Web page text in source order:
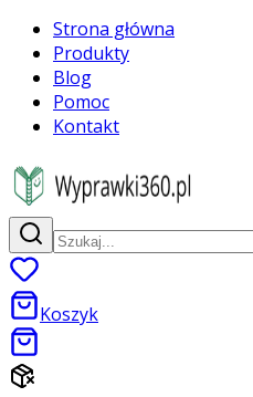
Strona główna
Produkty
Blog
Pomoc
Kontakt
Koszyk